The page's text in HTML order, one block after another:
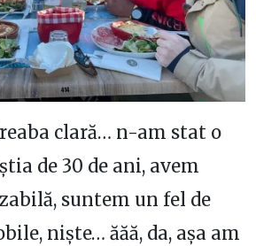
clară… n-am stat o
de 30 de ani, avem
suntem un fel de
niște… ăăă, da, așa am